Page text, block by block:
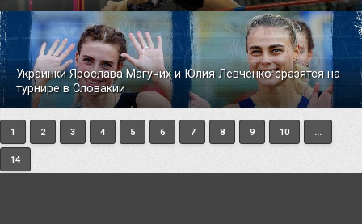
Украинки Ярослава Магучих и Юлия Левченко сразятся на
турнире в Словакии
1 2 3 4 5 6 7 8 9 10 ...
14